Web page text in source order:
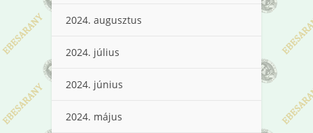
2024. augusztus
2024. július
2024. június
2024. május